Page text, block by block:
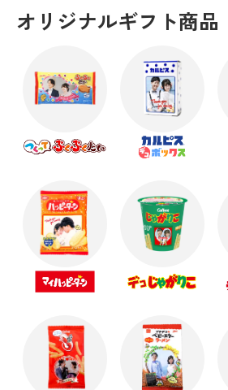
オリジナルギフト商品